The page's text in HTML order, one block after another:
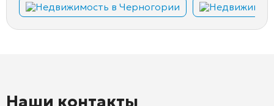
Недвижимость в Черногории
Наши контакты